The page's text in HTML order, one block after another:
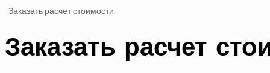
Заказать расчет стоимости
Заказать расчет